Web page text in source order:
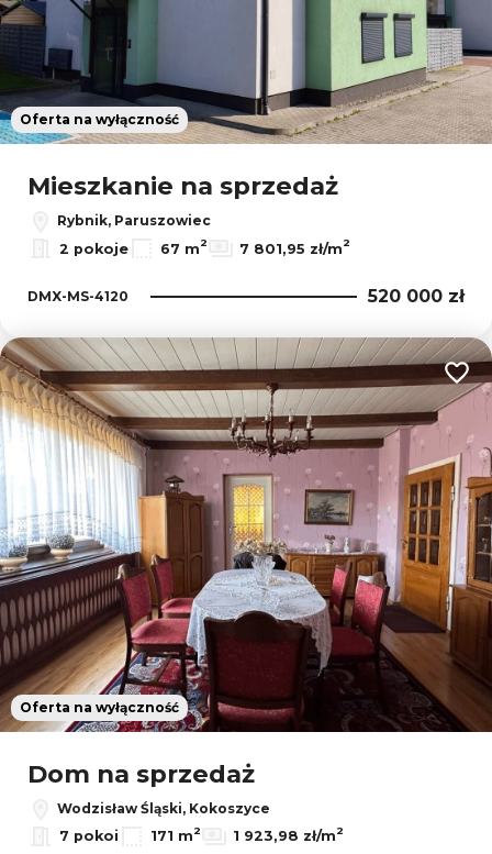
Oferta na wyłączność
Mieszkanie na sprzedaż
Rybnik, Paruszowiec
2 pokoje
67 m2 7 801,95 zł/m2
DMX-MS-4120 520 000 zł
Oferta na wyłączność
Dom na sprzedaż
Wodzisław Śląski, Kokoszyce
7 pokoi
171 m2 1 923,98 zł/m2